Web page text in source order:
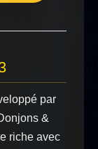
par
&
riche avec